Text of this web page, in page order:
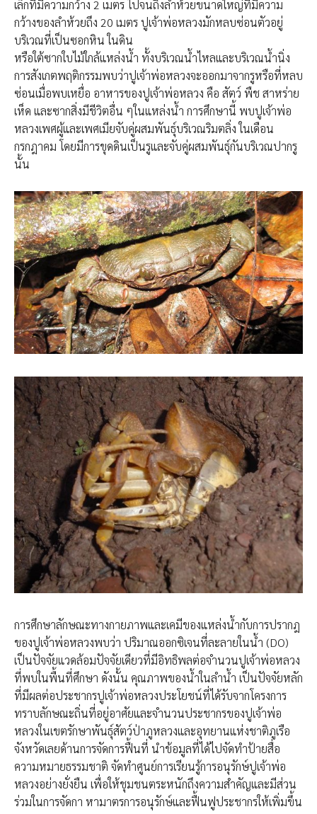
เล็กที่มีความกว้าง 2 เมตร ไปจนถึงลำห้วยขนาดใหญ่ที่มีความ
กว้างของลำห้วยถึง 20 เมตร ปูเจ้าพ่อหลวงมักหลบซ่อนตัวอยู่
บริเวณที่เป็นซอกหิน ในดิน
หรือใต้ซากใบไม้ใกล้แหล่งน้ำ ทั้งบริเวณน้ำไหลและบริเวณน้ำนิ่ง
การสังเกตพฤติกรรมพบว่าปูเจ้าพ่อหลวงจะออกมาจากรูหรือที่หลบ
ซ่อนเมื่อพบเหยื่อ อาหารของปูเจ้าพ่อหลวง คือ สัตว์ พืช สาหร่าย
เห็ด และซากสิ่งมีชีวิตอื่น ๆในแหล่งน้ำ การศึกษานี้ พบปูเจ้าพ่อ
หลวงเพศผู้และเพศเมียจับคู่ผสมพันธุ์บริเวณริมตลิ่ง ในเดือน
กรกฎาคม โดยมีการขุดดินเป็นรูและจับคู่ผสมพันธุ์กันบริเวณปากรู
นั้น
การศึกษาลักษณะทางกายภาพและเคมีของแหล่งน้ำกับการปรากฎ
ของปูเจ้าพ่อหลวงพบว่า ปริมาณออกซิเจนที่ละลายในน้ำ (DO)
เป็นปัจจัยแวดล้อมปัจจัยเดียวที่มีอิทธิพลต่อจำนวนปูเจ้าพ่อหลวง
ที่พบในพื้นที่ศึกษา ดังนั้น คุณภาพของน้ำในลำน้ำ เป็นปัจจัยหลัก
ที่มีผลต่อประชากรปูเจ้าพ่อหลวงประโยชน์ที่ได้รับจากโครงการ
ทราบลักษณะถิ่นที่อยู่อาศัยและจำนวนประชากรของปูเจ้าพ่อ
หลวงในเขตรักษาพันธุ์สัตว์ป่าภูหลวงและอุทยานแห่งชาติภูเรือ
จังหวัดเลยด้านการจัดการฟื้นที่ นำข้อมูลที่ได้ไปจัดทำป้ายสื่อ
ความหมายธรรมชาติ จัดทำศูนย์การเรียนรู้การอนุรักษ์ปูเจ้าพ่อ
หลวงอย่างยั่งยืน เพื่อให้ชุมชนตระหนักถึงความสำคัญและมีส่วน
ร่วมในการจัดกา หามาตรการอนุรักษ์และฟื้นฟูประชากรให้เพิ่มขึ้น